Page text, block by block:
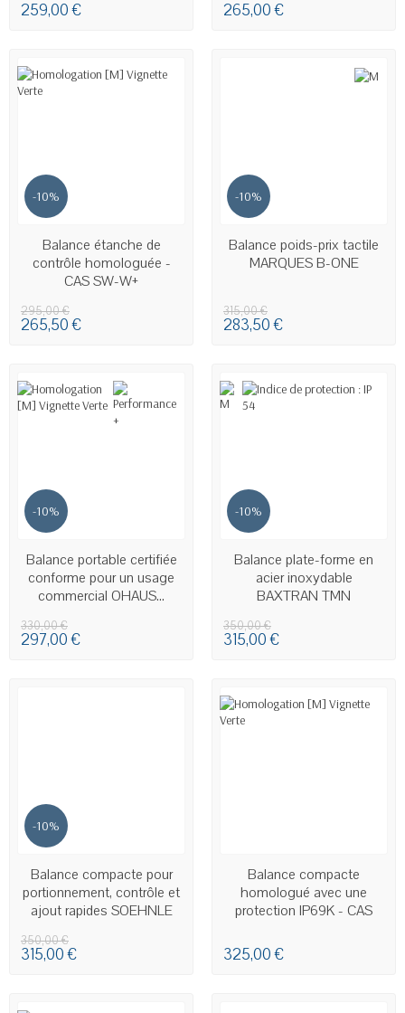
259,00 € 265,00 €
-10%
EN STOCK
Balance étanche de
contrôle homologuée -
CAS SW-W+
295,00 €
265,50 €
-10%
EN STOCK
Balance poids-prix tactile
MARQUES B-ONE
315,00 €
283,50 €
-10%
EN STOCK
Balance portable certifiée
conforme pour un usage
commercial OHAUS...
330,00 €
297,00 €
-10%
EN STOCK
Balance plate-forme en
acier inoxydable
BAXTRAN TMN
350,00 €
315,00 €
-10%
EN STOCK
Balance compacte pour
portionnement, contrôle et
ajout rapides SOEHNLE
350,00 €
315,00 €
EN STOCK - LIVRAISON SOUS
24H00 À 48H00
Balance compacte
homologué avec une
protection IP69K - CAS
325,00 €